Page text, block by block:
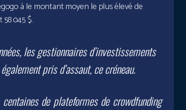
à le montant moyen le plus élevé de
045 $.
les gestionnaires d’investissements
pris d’assaut, ce créneau.
de plateformes de crowdfunding